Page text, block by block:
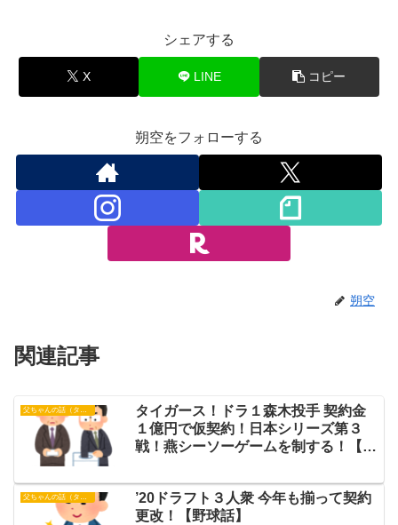
シェアする
X LINE コピー
朔空をフォローする
朔空
関連記事
父ちゃんの話（タイガース）
タイガース！ドラ１森木投手 契約金
１億円で仮契約！日本シリーズ第３
戦！燕シーソーゲームを制する！【野
父ちゃんの話（タイガース）
’20ドラフト３人衆 今年も揃って契約
更改！【野球話】